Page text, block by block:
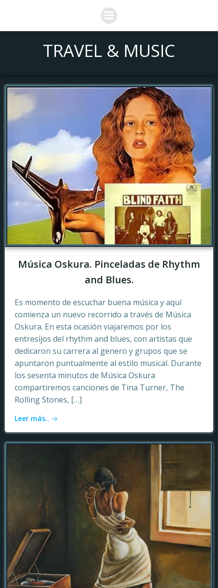
Saltar
al
contenido
TRAVEL & MUSIC
Música Oskura. Pinceladas de Rhythm
and Blues.
Es momento de escuchar buena música y aquí
comienza un nuevo recorrido a través de Música
Oskura. En esta ocasión viajaremos por los
entresijos del rhythm and blues, con artistas que
dedicaron su carrera al genero y grupos que se
apuntaron puntualmente al estilo musical. Durante
los sesenta minutos de Música Oskura
compartiremos canciones de Tina Turner, The
Rolling Stones, […]
Leer más..